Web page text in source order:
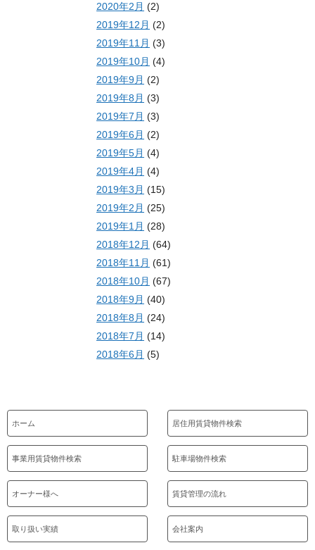
2020年2月 (2)
2019年12月 (2)
2019年11月 (3)
2019年10月 (4)
2019年9月 (2)
2019年8月 (3)
2019年7月 (3)
2019年6月 (2)
2019年5月 (4)
2019年4月 (4)
2019年3月 (15)
2019年2月 (25)
2019年1月 (28)
2018年12月 (64)
2018年11月 (61)
2018年10月 (67)
2018年9月 (40)
2018年8月 (24)
2018年7月 (14)
2018年6月 (5)
ホーム 居住用賃貸物件検索
事業用賃貸物件検索 駐車場物件検索
オーナー様へ 賃貸管理の流れ
取り扱い実績 会社案内